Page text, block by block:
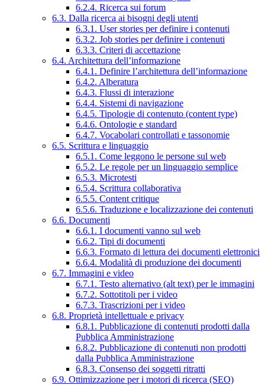
6.2.4. Ricerca sui forum
6.3. Dalla ricerca ai bisogni degli utenti
6.3.1. User stories per definire i contenuti
6.3.2. Job stories per definire i contenuti
6.3.3. Criteri di accettazione
6.4. Architettura dell’informazione
6.4.1. Definire l’architettura dell’informazione
6.4.2. Alberatura
6.4.3. Flussi di interazione
6.4.4. Sistemi di navigazione
6.4.5. Tipologie di contenuto (content type)
6.4.6. Ontologie e standard
6.4.7. Vocabolari controllati e tassonomie
6.5. Scrittura e linguaggio
6.5.1. Come leggono le persone sul web
6.5.2. Le regole per un linguaggio semplice
6.5.3. Microtesti
6.5.4. Scrittura collaborativa
6.5.5. Content critique
6.5.6. Traduzione e localizzazione dei contenuti
6.6. Documenti
6.6.1. I documenti vanno sul web
6.6.2. Tipi di documenti
6.6.3. Formato di lettura dei documenti elettronici
6.6.4. Modalità di produzione dei documenti
6.7. Immagini e video
6.7.1. Testo alternativo (alt text) per le immagini
6.7.2. Sottotitoli per i video
6.7.3. Trascrizioni per i video
6.8. Proprietà intellettuale e privacy
6.8.1. Pubblicazione di contenuti prodotti dalla
Pubblica Amministrazione
6.8.2. Pubblicazione di contenuti non prodotti
dalla Pubblica Amministrazione
6.8.3. Consenso dei soggetti ritratti
6.9. Ottimizzazione per i motori di ricerca (SEO)